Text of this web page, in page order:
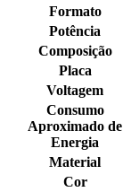
Formato
Potência
Composição
Placa
Voltagem
Consumo
Aproximado de
Energia
Material
Cor